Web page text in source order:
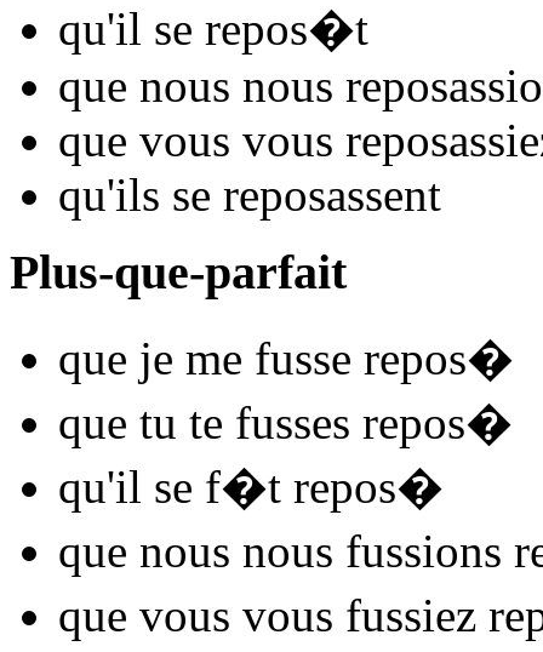
qu'il se repos�t
que nous nous repos
que vous vous repos
qu'ils se reposassent
Plus-que-parfait
que je me fusse repos�
que tu te fusses repos�
qu'il se f�t repos�
que nous nous fussions
que vous vous fussiez